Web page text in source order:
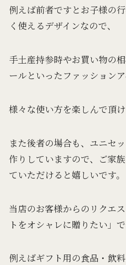
例えば前者ですとお子様の
く使えるデザインなので、
手土産持参時やお買い物の
ールといったファッションア
様々な使い方を楽しんで頂
また後者の場合も、ユニセ
作りしていますので、ご家
ていただけると嬉しいです。
当店のお客様からのリクエ
トをオシャレに贈りたい」で
例えばギフト用の食品・飲